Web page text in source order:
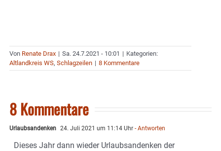
Von Renate Drax | Sa. 24.7.2021 - 10:01 | Kategorien:
Altlandkreis WS, Schlagzeilen | 8 Kommentare
8 Kommentare
Urlaubsandenken 24. Juli 2021 um 11:14 Uhr - Antworten
Dieses Jahr dann wieder Urlaubsandenken der